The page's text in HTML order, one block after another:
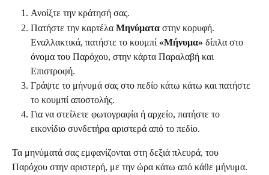
Ανοίξτε την κράτησή σας.
Πατήστε την καρτέλα Μηνύματα στην κορυφή.
Εναλλακτικά, πατήστε το κουμπί «Μήνυμα» δίπλα στο
όνομα του Παρόχου, στην κάρτα Παραλαβή και
Επιστροφή.
Γράψτε το μήνυμά σας στο πεδίο κάτω κάτω και πατήστε
το κουμπί αποστολής.
Για να στείλετε φωτογραφία ή αρχείο, πατήστε το
εικονίδιο συνδετήρα αριστερά από το πεδίο.
Τα μηνύματά σας εμφανίζονται στη δεξιά πλευρά, του
Παρόχου στην αριστερή, με την ώρα κάτω από κάθε μήνυμα.